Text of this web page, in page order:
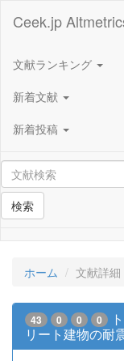
Ceek.jp
文献ランキング
新着文献
新着投稿
検索
ホーム 文献詳細
43 0 0 0
リート建物の耐